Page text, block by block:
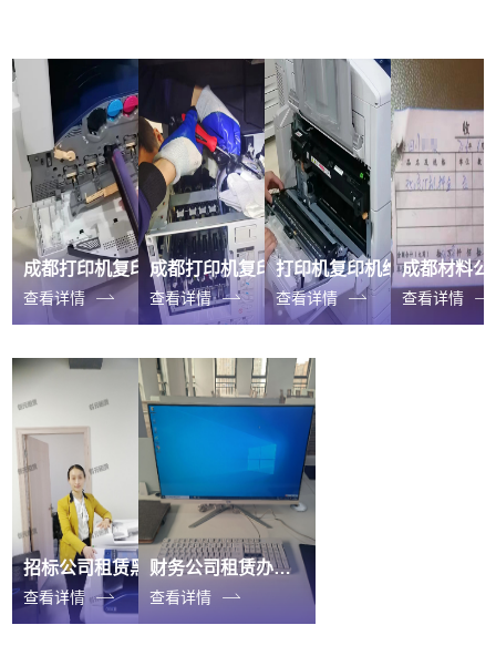
成都打印机复印机换碳盒
查看详情
成都打印机复印机维修
查看详情
打印机复印机维修
查看详情 查看详情
招标公司租赁黑白激光打印一体机
查看详情
财务公司租赁办公电脑一体机
查看详情